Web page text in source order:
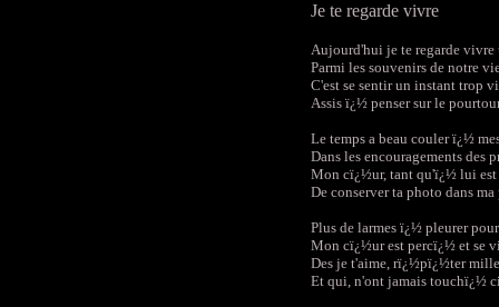
Je te regarde vivre
Aujourd'hui je te regarde vivre
Parmi les souvenirs de notre
C'est se sentir un instant trop
Assis ï¿½ penser sur le
Le temps a beau couler ï¿½
Dans les encouragements des
Mon cï¿½ur, tant qu'ï¿½ lui
De conserver ta photo dans ma
Plus de larmes ï¿½ pleurer
Mon cï¿½ur est percï¿½ et se
Des je t'aime, rï¿½pï¿½ter
Et qui, n'ont jamais touchï¿½